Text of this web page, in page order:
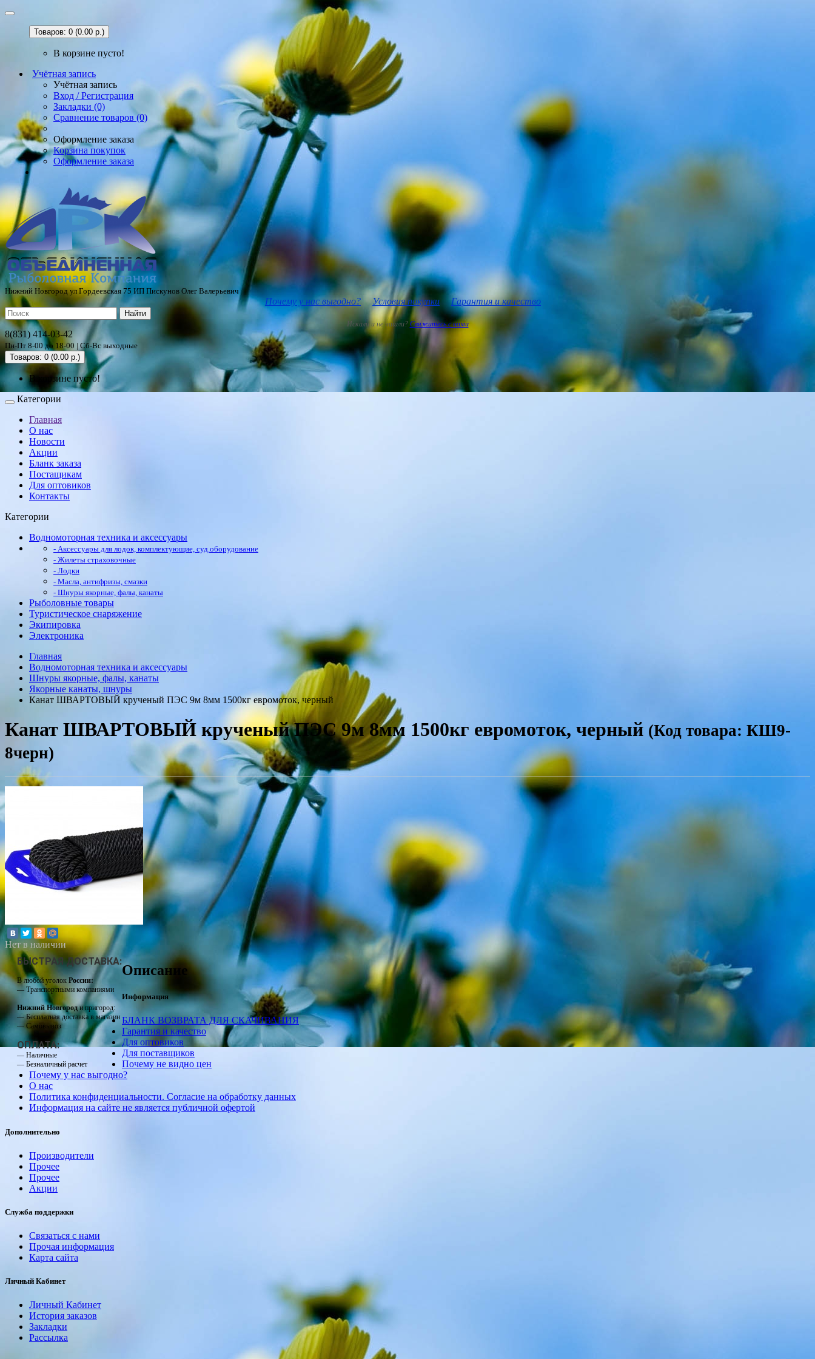
Товаров: 0 (0.00 р.)
В корзине пусто!
Учётная запись
Учётная запись
Вход / Регистрация
Закладки (0)
Сравнение товаров (0)
Оформление заказа
Корзина покупок
Оформление заказа
Нижний Новгород ул Гордеевская 75 ИП Пискунов Олег Валерьевич
Почему у нас выгодно? Условия покупки Гарантия и качество
Найти
Искали и не нашли? Свяжитесь с нами
8(831) 414-03-42
Пн-Пт 8-00 до 18-00 | Сб-Вс выходные
Товаров: 0 (0.00 р.)
В корзине пусто!
Категории
Главная
О нас
Новости
Акции
Бланк заказа
Постащикам
Для оптовиков
Контакты
Категории
Водномоторная техника и аксессуары
- Аксессуары для лодок, комплектующие, суд.оборудование
- Жилеты страховочные
- Лодки
- Масла, антифризы, смазки
- Шнуры якорные, фалы, канаты
Рыболовные товары
Туристическое снаряжение
Экипировка
Электроника
Главная
Водномоторная техника и аксессуары
Шнуры якорные, фалы, канаты
Якорные канаты, шнуры
Канат ШВАРТОВЫЙ крученый ПЭС 9м 8мм 1500кг евромоток, черный
Канат ШВАРТОВЫЙ крученый ПЭС 9м 8мм 1500кг евромоток, черный (Код товара: КШ9-
8черн)
Нет в наличии
БЫСТРАЯ ДОСТАВКА:
В любой уголок России:
— Транспортными компаниями
Нижний Новгороди пригород:
— Бесплатная доставка в магазин
— Самовывоз
ОПЛАТА:
— Наличные
— Безналичный расчет
Описание
Информация
БЛАНК ВОЗВРАТА ДЛЯ СКАЧИВАНИЯ
Гарантия и качество
Для оптовиков
Для поставщиков
Почему не видно цен
Почему у нас выгодно?
О нас
Политика конфиденциальности. Согласие на обработку данных
Информация на сайте не является публичной офертой
Дополнительно
Производители
Прочее
Прочее
Акции
Служба поддержки
Связаться с нами
Прочая информация
Карта сайта
Личный Кабинет
Личный Кабинет
История заказов
Закладки
Рассылка